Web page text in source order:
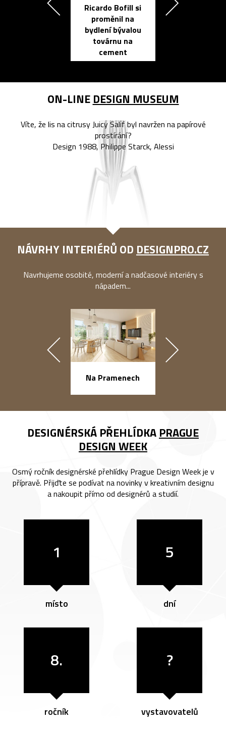
Ricardo Bofill si
proměnil na
bydlení bývalou
továrnu na
cement
ON-LINE DESIGN MUSEUM
Víte, že lis na citrusy Juicy Salif byl navržen na papírové
prostírání?
Design 1988, Philippe Starck, Alessi
NÁVRHY INTERIÉRŮ OD DESIGNPRO.CZ
Navrhujeme osobité, moderní a nadčasové interiéry s
nápadem...
Na Pramenech
DESIGNÉRSKÁ PŘEHLÍDKA PRAGUE
DESIGN WEEK
Osmý ročník designérské přehlídky Prague Design Week je v
přípravě. Přijďte se podívat na novinky v kreativním designu
a nakoupit přímo od designérů a studií.
1
místo
5
dní
8.
ročník
?
vystavovatelů